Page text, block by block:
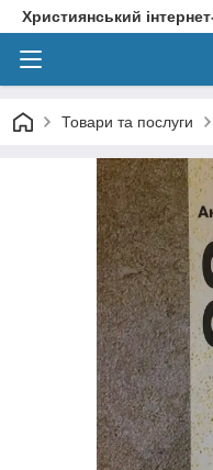
Християнський
Товари та послуги